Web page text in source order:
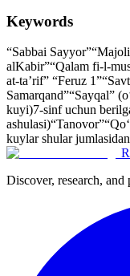
Keywords
“Sabbai Sayyor”
alKabir”“Qalam fi-l-
at-ta’rif” “Feruz 1”
Samarqand”“Sayqal”
kuyi)7-sinf uchun
ashulasi)“Tanovor”
kuylar shular
Discover, research,